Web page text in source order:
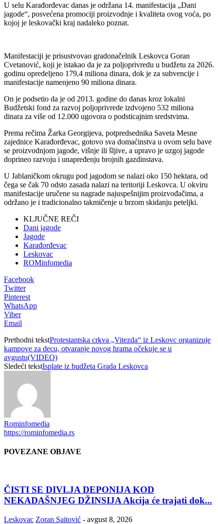
U selu Karađorđevac danas je održana 14. manifestacija „Dani
jagode“, posvećena promociji proizvodnje i kvaliteta ovog voća, po
kojoj je leskovački kraj nadaleko poznat.
Manifestaciji je prisustvovao gradonačelnik Leskovca Goran
Cvetanović, koji je istakao da je za poljoprivredu u budžetu za 2026.
godinu opredeljeno 179,4 miliona dinara, dok je za subvencije i
manifestacije namenjeno 90 miliona dinara.
On je podsetio da je od 2013. godine do danas kroz lokalni
Budžetski fond za razvoj poljoprivrede izdvojeno 532 miliona
dinara za više od 12.000 ugovora o podsticajnim sredstvima.
Prema rečima Žarka Georgijeva, potpredsednika Saveta Mesne
zajednice Karađorđevac, gotovo sva domaćinstva u ovom selu bave
se proizvodnjom jagode, višnje ili šljive, a upravo je uzgoj jagode
doprineo razvoju i unapređenju brojnih gazdinstava.
U Jablaničkom okrugu pod jagodom se nalazi oko 150 hektara, od
čega se čak 70 odsto zasada nalazi na teritoriji Leskovca. U okviru
manifestacije uručene su nagrade najuspešnijim proizvođačima, a
održano je i tradicionalno takmičenje u brzom skidanju peteljki.
KLJUČNE REČI
Dani jagode
Jagode
Karađorđevac
Leskovac
ROMinfomedia
Facebook
Twitter
Pinterest
WhatsApp
Viber
Email
Prethodni tekstProtestantska crkva „Vitezda“ iz Leskovc organizuje
kampove za decu, otvaranje novog hrama očekuje se u
avgustu(VIDEO)
Sledeći tekstIsplate iz budžeta Grada Leskovca
Rominfomedia
https://rominfomedia.rs
POVEZANE OBJAVE
ČISTI SE DIVLJA DEPONIJA KOD
NEKADAŠNJEG DŽINSIJA Akcija će trajati dok...
Leskovac Zoran Saitović - avgust 8, 2026